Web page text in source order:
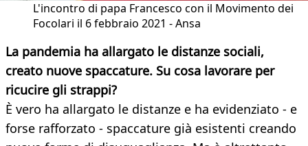
L'incontro di papa Francesco con il Movimento dei
Focolari il 6 febbraio 2021 - Ansa
La pandemia ha allargato le distanze sociali,
creato nuove spaccature. Su cosa lavorare per
ricucire gli strappi?
È vero ha allargato le distanze e ha evidenziato - e
forse rafforzato - spaccature già esistenti creando